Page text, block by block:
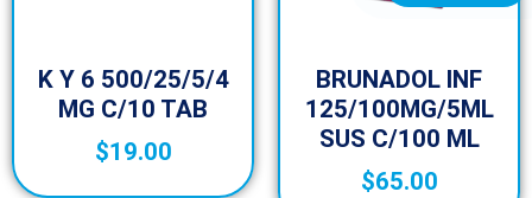
K Y 6 500/25/5/4
MG C/10 TAB
$19.00
BRUNADOL INF
125/100MG/5ML
SUS C/100 ML
$65.00